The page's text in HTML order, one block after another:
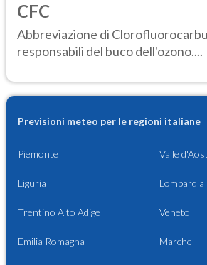
CFC
Abbreviazione di
responsabili del buco dell'ozono....
Previsioni meteo per le regioni italiane
Piemonte Valle
Liguria Lombardia
Trentino Alto Adige Veneto
Emilia Romagna Marche